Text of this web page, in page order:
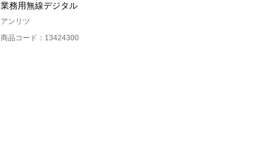
業務用無線デジタル
アンリツ
商品コード：13424300